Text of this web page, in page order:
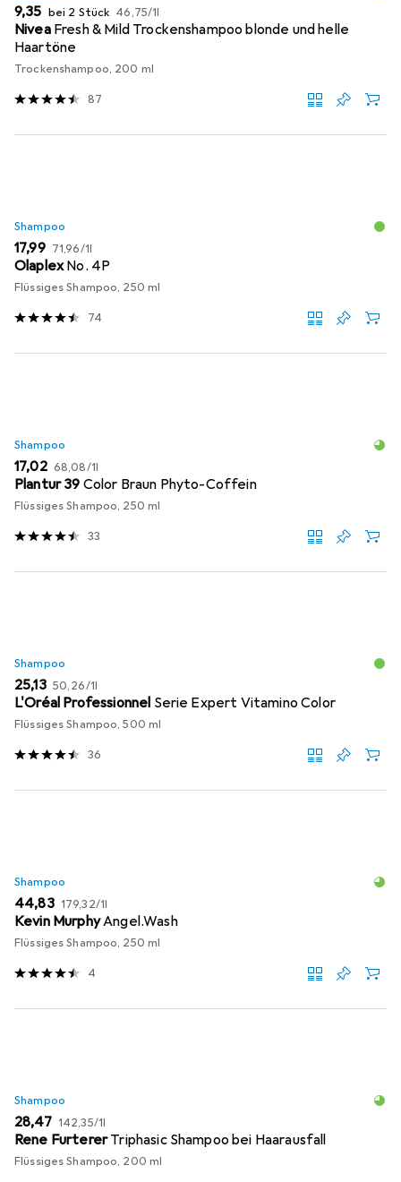
EUR
9,35 bei 2 Stück EUR
46,75/1l
Nivea Fresh & Mild Trockenshampoo blonde und helle
Haartöne
Trockenshampoo, 200 ml
87
Shampoo
EUR
17,99 EUR
71,96/1l
OlaplexNo. 4P
Flüssiges Shampoo, 250 ml
74
Shampoo
EUR
17,02 EUR
68,08/1l
Plantur 39 Color Braun Phyto-Coffein
Flüssiges Shampoo, 250 ml
33
Shampoo
EUR
25,13 EUR
50,26/1l
L'Oréal Professionnel Serie Expert Vitamino Color
Flüssiges Shampoo, 500 ml
36
Shampoo
EUR
44,83 EUR
179,32/1l
Kevin MurphyAngel.Wash
Flüssiges Shampoo, 250 ml
4
Shampoo
EUR
28,47 EUR
142,35/1l
Rene FurtererTriphasic Shampoo bei Haarausfall
Flüssiges Shampoo, 200 ml